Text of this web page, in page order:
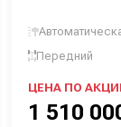
Передний
ЦЕНА ПО
1 510